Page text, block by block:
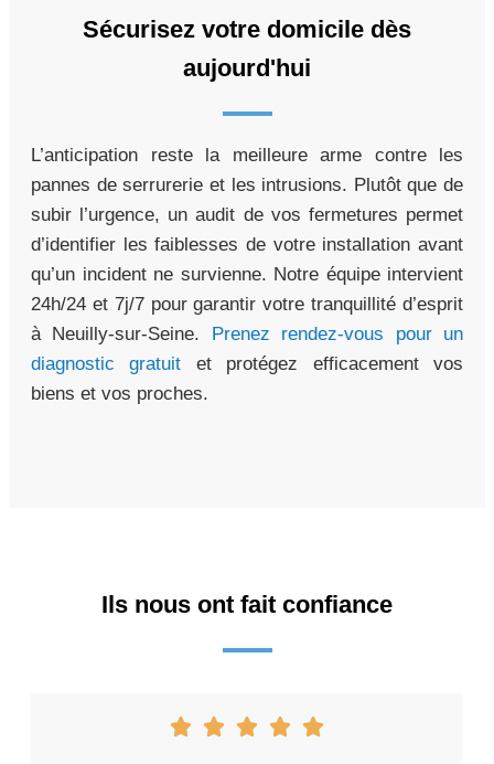
Sécurisez votre domicile dès
aujourd'hui
L’anticipation reste la meilleure arme contre les
pannes de serrurerie et les intrusions. Plutôt que de
subir l’urgence, un audit de vos fermetures permet
d’identifier les faiblesses de votre installation avant
qu’un incident ne survienne. Notre équipe intervient
24h/24 et 7j/7 pour garantir votre tranquillité d’esprit
à Neuilly-sur-Seine. Prenez rendez-vous pour un
diagnostic gratuit et protégez efficacement vos
biens et vos proches.
Ils nous ont fait confiance